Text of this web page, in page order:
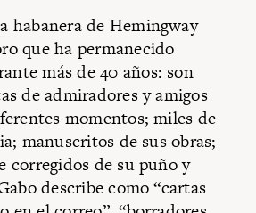
habanera de Hemingway
que ha permanecido
más de 40 años: son
de admiradores y amigos
momentos; miles de
manuscritos de sus obras;
corregidos de su puño y
describe como “cartas